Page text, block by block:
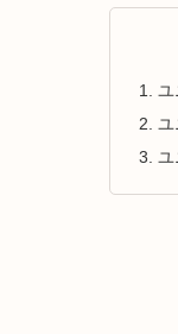
ユ
ユ